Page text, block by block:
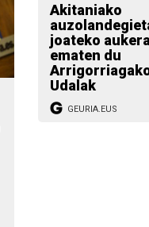
Akitaniako
joateko aukera
ematen du
Udalak
GEURIA.EUS